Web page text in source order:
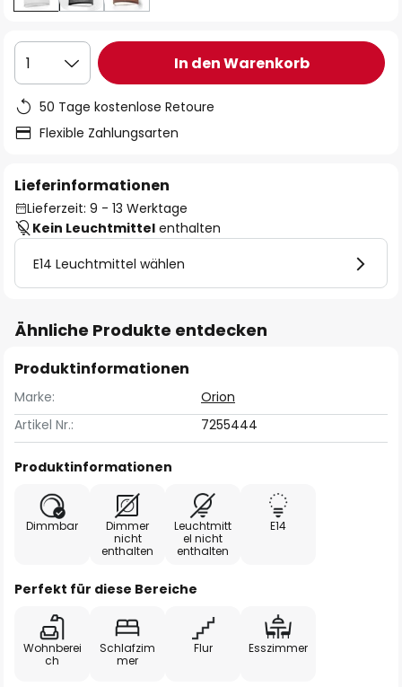
1 In den Warenkorb
50 Tage kostenlose Retoure
Flexible Zahlungsarten
Lieferinformationen
Lieferzeit: 9 - 13 Werktage
Kein Leuchtmittel enthalten
E14 Leuchtmittel wählen
Ähnliche Produkte entdecken
Produktinformationen
Marke:
Orion
Artikel Nr.:
7255444
Produktinformationen
Dimmbar
Dimmer
nicht
enthalten
Leuchtmitt
el nicht
enthalten
E14
Perfekt für diese Bereiche
Wohnberei
ch
Schlafzim
mer
Flur Esszimmer